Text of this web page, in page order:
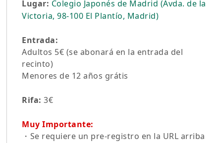
Lugar: Colegio Japonés de Madrid (Avda. de la
Victoria, 98-100 El Plantío, Madrid)
Entrada:
Adultos 5€ (se abonará en la entrada del
recinto)
Menores de 12 años grátis
Rifa: 3€
Muy Importante:
・Se requiere un pre-registro en la URL arriba